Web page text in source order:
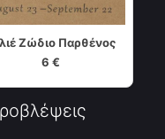
Ζώδιο Παρθένος
6 €